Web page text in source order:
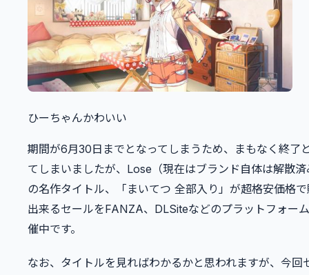
ひーちゃんかわいい
期間が6月30日までとなってしまうため、まもなく終了
てしまいましたが、Lose（現在はブランド自体は解散済
の名作タイトル、「まいてつ 全部入り」が超格安価格
出来るセールをFANZA、DLSiteなどのプラットフォー
催中です。
なお、タイトルを見ればわかるかと思われますが、今回